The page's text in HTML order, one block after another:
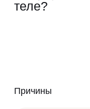
QC Магазин
теле?
Причины